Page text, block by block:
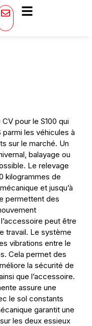
CV pour le S100 qui
les véhicules à
sur le marché. Un
balayage ou
Le relevage
kilogrammes de
et jusqu’à
permettent des
peut être
travail. Le système
vibrations entre le
Cela permet des
la sécurité de
que l’accessoire.
assure une
le sol constants
garantit une
les deux essieux